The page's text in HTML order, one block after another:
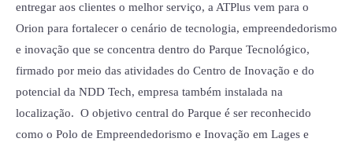
entregar aos clientes o melhor serviço, a ATPlus vem para o
Orion para fortalecer o cenário de tecnologia, empreendedorismo
e inovação que se concentra dentro do Parque Tecnológico,
firmado por meio das atividades do Centro de Inovação e do
potencial da NDD Tech, empresa também instalada na
localização. O objetivo central do Parque é ser reconhecido
como o Polo de Empreendedorismo e Inovação em Lages e